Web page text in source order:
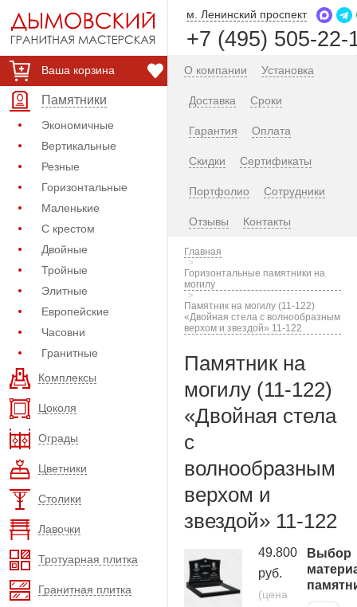
Ваша корзина
Памятники
Экономичные
Вертикальные
Резные
Горизонтальные
Маленькие
С крестом
Двойные
Тройные
Элитные
Европейские
Часовни
Гранитные
Комплексы
Цоколя
Ограды
Цветники
Столики
Лавочки
Тротуарная плитка
Гранитная плитка
м. Ленинский проспект
+7 (495) 505-22-
О компании Установка
Доставка Сроки
Гарантия Оплата
Скидки Сертификаты
Портфолио Сотрудники
Отзывы Контакты
Главная
Горизонтальные памятники на
могилу
Памятник на могилу (11-122)
«Двойная стела с волнообразным
верхом и звездой» 11-122
Памятник на
могилу (11-122)
«Двойная стела
с
волнообразным
верхом и
звездой» 11-122
49.800
руб.
(цена
Выбор